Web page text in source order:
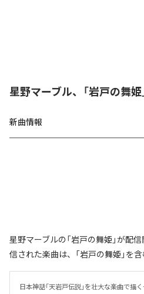
星野マーブル、「岩戸の舞姫
新曲情報
星野マーブルの「岩戸の舞姫」が配
信された楽曲は、「岩戸の舞姫」を含
日本神話「天岩戸伝説」を壮大な楽曲で描